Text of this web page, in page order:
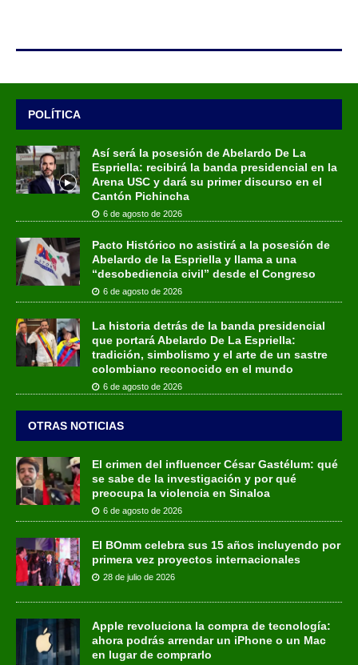
POLÍTICA
Así será la posesión de Abelardo De La
Espriella: recibirá la banda presidencial en la
Arena USC y dará su primer discurso en el
Cantón Pichincha
6 de agosto de 2026
Pacto Histórico no asistirá a la posesión de
Abelardo de la Espriella y llama a una
“desobediencia civil” desde el Congreso
6 de agosto de 2026
La historia detrás de la banda presidencial
que portará Abelardo De La Espriella:
tradición, simbolismo y el arte de un sastre
colombiano reconocido en el mundo
6 de agosto de 2026
OTRAS NOTICIAS
El crimen del influencer César Gastélum: qué
se sabe de la investigación y por qué
preocupa la violencia en Sinaloa
6 de agosto de 2026
El BOmm celebra sus 15 años incluyendo por
primera vez proyectos internacionales
28 de julio de 2026
Apple revoluciona la compra de tecnología:
ahora podrás arrendar un iPhone o un Mac
en lugar de comprarlo